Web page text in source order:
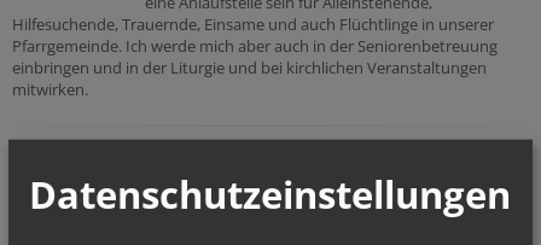
Hilfesuchende, Trauernde, Einsame und auch Flüchtlinge in unserer
Pfarrgemeinde. Ich werde mich aber auch in der Seniorenbetreuung
einbringen und in der Liturgie und bei kirchlichen Veranstaltungen
mitwirken.
Geb. 1964 in Salzburg. Beruf Pharmazeutin.
Datenschutzeinstellungen